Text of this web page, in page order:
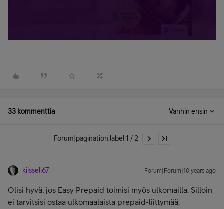
33 kommenttia Vanhin ensin
Forum|pagination.label 1 / 2
kiisseli67 Forum|Forum|10 years ago
Olisi hyvä, jos Easy Prepaid toimisi myös ulkomailla. Silloin
ei tarvitsisi ostaa ulkomaalaista prepaid-liittymää.